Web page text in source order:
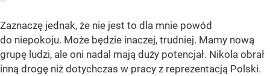
Zaznaczę jednak, że nie jest to dla mnie powód
do niepokoju. Może będzie inaczej, trudniej. Mamy nową
grupę ludzi, ale oni nadal mają duży potencjał. Nikola obrał
inną drogę niż dotychczas w pracy z reprezentacją Polski.